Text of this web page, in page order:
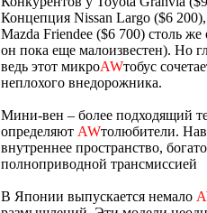
Концепция Nissan Largo ($6 200),
Mazda Friendee ($6 700) столь
он пока еще малоизвестен). Но
ведь этот микроAWтобус
неплохого внедорожника.
Мини-вен – более подходящий
определяют AWтолюбители.
внутреннее пространство,
полноприводной трансмиссией
В Японии выпускается немало